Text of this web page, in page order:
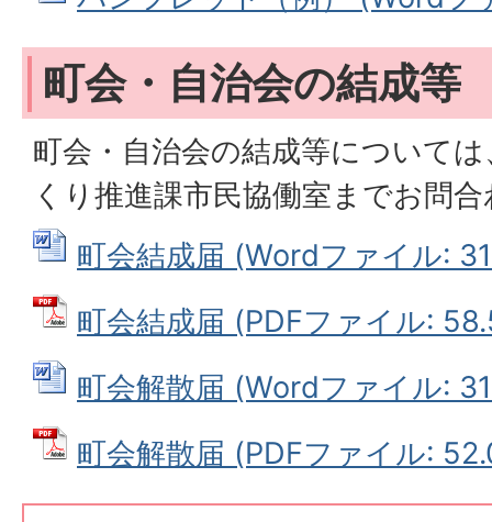
町会・自治会の結成等
町会・自治会の結成等について
くり推進課市民協働室までお問
町会結成届 (Wordファイル:
町会結成届 (PDFファイル:
町会解散届 (Wordファイル:
町会解散届 (PDFファイル: